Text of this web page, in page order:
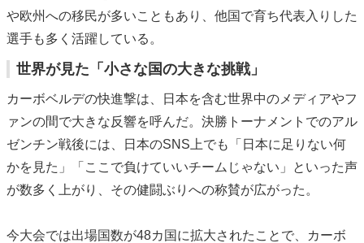
や欧州への移民が多いこともあり、他国で育ち代表入りした
選手も多く活躍している。
世界が見た「小さな国の大きな挑戦」
カーボベルデの快進撃は、日本を含む世界中のメディアやフ
ァンの間で大きな反響を呼んだ。決勝トーナメントでのアル
ゼンチン戦後には、日本のSNS上でも「日本に足りない何
かを見た」「ここで負けていいチームじゃない」といった声
が数多く上がり、その健闘ぶりへの称賛が広がった。
今大会では出場国数が48カ国に拡大されたことで、カーボ